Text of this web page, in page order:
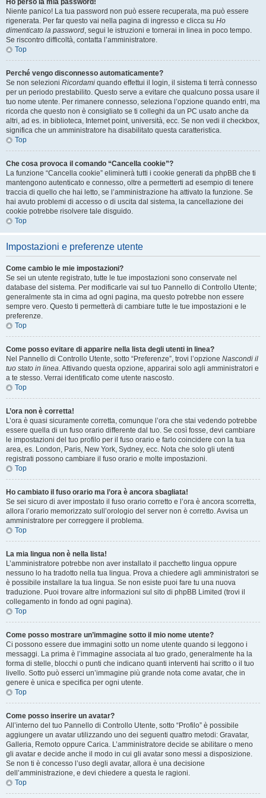
Ho perso la mia password!
Niente panico! La tua password non può essere recuperata, ma può essere
rigenerata. Per far questo vai nella pagina di ingresso e clicca su Ho
dimenticato la password, segui le istruzioni e tornerai in linea in poco tempo.
Se riscontro difficoltà, contatta l’amministratore.
Top
Perché vengo disconnesso automaticamente?
Se non selezioni Ricordami quando effettui il login, il sistema ti terrà connesso
per un periodo prestabilito. Questo serve a evitare che qualcuno possa usare il
tuo nome utente. Per rimanere connesso, seleziona l’opzione quando entri, ma
ricorda che questo non è consigliato se ti colleghi da un PC usato anche da
altri, ad es. in biblioteca, Internet point, università, ecc. Se non vedi il checkbox,
significa che un amministratore ha disabilitato questa caratteristica.
Top
Che cosa provoca il comando “Cancella cookie”?
La funzione “Cancella cookie” eliminerà tutti i cookie generati da phpBB che ti
mantengono autenticato e connesso, oltre a permetterti ad esempio di tenere
traccia di quello che hai letto, se l’amministrazione ha attivato la funzione. Se
hai avuto problemi di accesso o di uscita dal sistema, la cancellazione dei
cookie potrebbe risolvere tale disguido.
Top
Impostazioni e preferenze utente
Come cambio le mie impostazioni?
Se sei un utente registrato, tutte le tue impostazioni sono conservate nel
database del sistema. Per modificarle vai sul tuo Pannello di Controllo Utente;
generalmente sta in cima ad ogni pagina, ma questo potrebbe non essere
sempre vero. Questo ti permetterà di cambiare tutte le tue impostazioni e le
preferenze.
Top
Come posso evitare di apparire nella lista degli utenti in linea?
Nel Pannello di Controllo Utente, sotto “Preferenze”, trovi l’opzione Nascondi il
tuo stato in linea. Attivando questa opzione, apparirai solo agli amministratori e
a te stesso. Verrai identificato come utente nascosto.
Top
L’ora non è corretta!
L’ora è quasi sicuramente corretta, comunque l’ora che stai vedendo potrebbe
essere quella di un fuso orario differente dal tuo. Se così fosse, devi cambiare
le impostazioni del tuo profilo per il fuso orario e farlo coincidere con la tua
area, es. London, Paris, New York, Sydney, ecc. Nota che solo gli utenti
registrati possono cambiare il fuso orario e molte impostazioni.
Top
Ho cambiato il fuso orario ma l’ora è ancora sbagliata!
Se sei sicuro di aver impostato il fuso orario corretto e l’ora è ancora scorretta,
allora l’orario memorizzato sull’orologio del server non è corretto. Avvisa un
amministratore per correggere il problema.
Top
La mia lingua non è nella lista!
L’amministratore potrebbe non aver installato il pacchetto lingua oppure
nessuno lo ha tradotto nella tua lingua. Prova a chiedere agli amministratori se
è possibile installare la tua lingua. Se non esiste puoi fare tu una nuova
traduzione. Puoi trovare altre informazioni sul sito di phpBB Limited (trovi il
collegamento in fondo ad ogni pagina).
Top
Come posso mostrare un’immagine sotto il mio nome utente?
Ci possono essere due immagini sotto un nome utente quando si leggono i
messaggi. La prima è l’immagine associata al tuo grado, generalmente ha la
forma di stelle, blocchi o punti che indicano quanti interventi hai scritto o il tuo
livello. Sotto può esserci un’immagine più grande nota come avatar, che in
genere è unica e specifica per ogni utente.
Top
Come posso inserire un avatar?
All’interno del tuo Pannello di Controllo Utente, sotto “Profilo” è possibile
aggiungere un avatar utilizzando uno dei seguenti quattro metodi: Gravatar,
Galleria, Remoto oppure Carica. L’amministratore decide se abilitare o meno
gli avatar e decide anche il modo in cui gli avatar sono messi a disposizione.
Se non ti è concesso l’uso degli avatar, allora è una decisione
dell’amministrazione, e devi chiedere a questa le ragioni.
Top